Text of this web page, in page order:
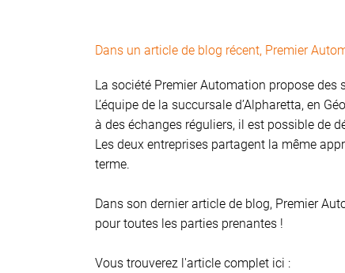
Dans un article de blog récent, Premier
La société Premier Automation propose
L’équipe de la succursale d’Alpharetta, en
à des échanges réguliers, il est possible de
Les deux entreprises partagent la même
terme.
Dans son dernier article de blog, Premier
pour toutes les parties prenantes !
Vous trouverez l'article complet ici :